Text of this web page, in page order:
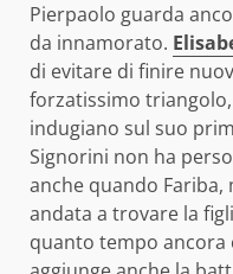
Pierpaolo guarda
da innamorato.
di evitare di finire
forzatissimo
indugiano sul suo
Signorini non ha
anche quando Fariba,
andata a trovare la
quanto tempo ancora